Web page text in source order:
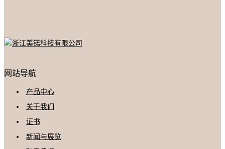
网站导航
产品中心
关于我们
证书
新闻与展览